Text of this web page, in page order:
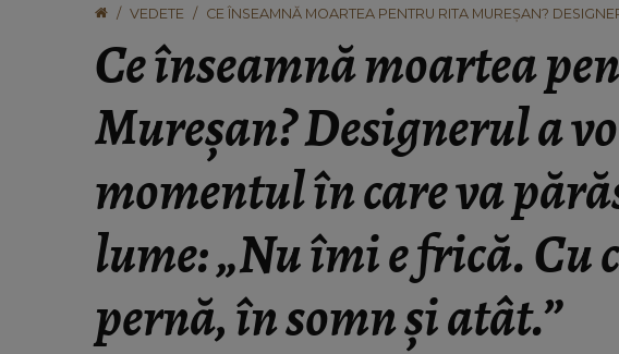
VEDETE
CE ÎNSEAMNĂ MOARTEA PENTRU RITA MUREȘAN?
Ce înseamnă moartea
Mureșan? Designerul a
momentul în care va
lume: „Nu îmi e frică. Cu
pernă, în somn și atât.”